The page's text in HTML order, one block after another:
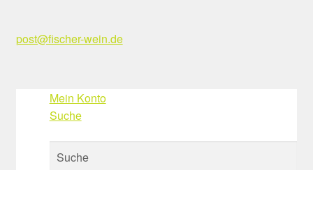
post@fischer-wein.de
Mein Konto
Suche